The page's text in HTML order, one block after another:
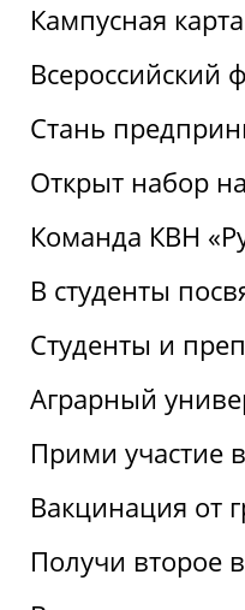
Кампусная
Всероссийский
Стань
Открыт набор
Команда КВН
В студенты
Студенты и
Аграрный
Прими участие
Вакцинация от
Получи второе